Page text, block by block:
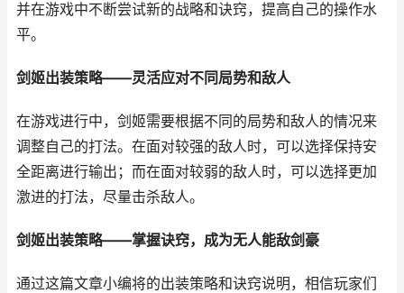
并在游戏中不断尝试新的战略和诀窍，提高自己的操作水
平。
剑姬出装策略——灵活应对不同局势和敌人
在游戏进行中，剑姬需要根据不同的局势和敌人的情况来
调整自己的打法。在面对较强的敌人时，可以选择保持安
全距离进行输出；而在面对较弱的敌人时，可以选择更加
激进的打法，尽量击杀敌人。
剑姬出装策略——掌握诀窍，成为无人能敌剑豪
通过这篇文章小编将的出装策略和诀窍说明，相信玩家们